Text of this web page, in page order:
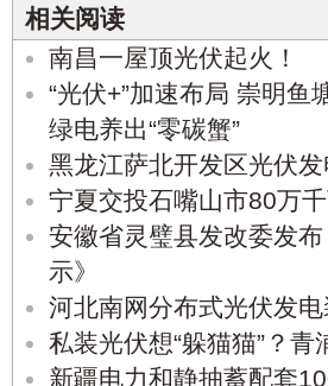
相关阅读
南昌一屋顶光伏起火！
“光伏+”加速布局 崇明鱼
绿电养出“零碳蟹”
黑龙江萨北开发区光伏
宁夏交投石嘴山市80万
安徽省灵璧县发改委发
示》
河北南网分布式光伏发
私装光伏想“躲猫猫”？
新疆电力和静抽蓄配套